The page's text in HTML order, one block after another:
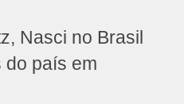
Nasci no Brasil
do país em